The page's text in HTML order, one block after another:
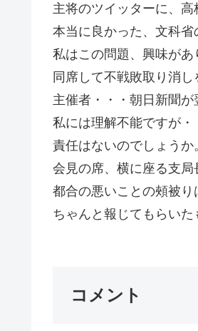
主将のツイッターに、高
本当に良かった、文科省
私はこの問題、興味が
同席して不戦敗取り消
主催者・・・朝日新聞
私には理解不能ですが
責任はないのでしょうか
会見の席、横に座る支局
都合の悪いことの頰被
ちゃんと報じてもらい
コメント